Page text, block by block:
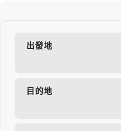
出發地
目的地